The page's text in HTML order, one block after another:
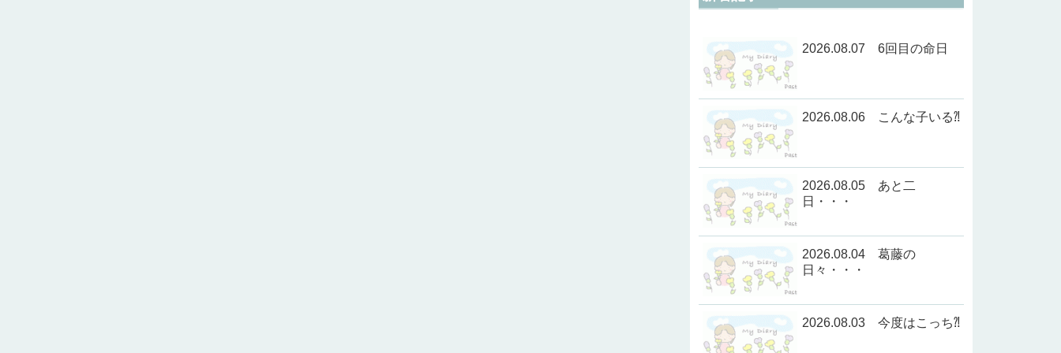
2026.08.07 6回目の命日
2026.08.06 こんな子いる⁈
2026.08.05 あと二
日・・・
2026.08.04 葛藤の
日々・・・
2026.08.03 今度はこっち⁈